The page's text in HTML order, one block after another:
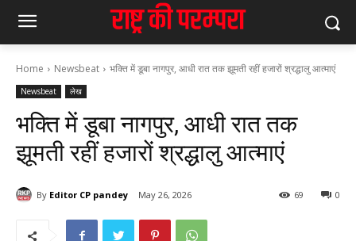
Home Newsbeat भक्ति में डूबा नागपुर, आधी रात तक झूमती रहीं हजारों श्रद्धालु आत्माएं
Newsbeat लेख
भक्ति में डूबा नागपुर, आधी रात तक
झूमती रहीं हजारों श्रद्धालु आत्माएं
By Editor CP pandey May 26, 2026 0
69